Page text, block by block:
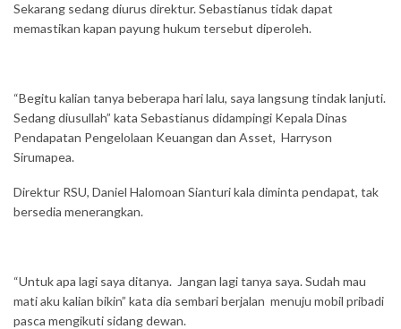
Sekarang sedang diurus direktur. Sebastianus tidak dapat
memastikan kapan payung hukum tersebut diperoleh.
“Begitu kalian tanya beberapa hari lalu, saya langsung tindak lanjuti.
Sedang diusullah” kata Sebastianus didampingi Kepala Dinas
Pendapatan Pengelolaan Keuangan dan Asset, Harryson
Sirumapea.
Direktur RSU, Daniel Halomoan Sianturi kala diminta pendapat, tak
bersedia menerangkan.
“Untuk apa lagi saya ditanya. Jangan lagi tanya saya. Sudah mau
mati aku kalian bikin” kata dia sembari berjalan menuju mobil pribadi
pasca mengikuti sidang dewan.